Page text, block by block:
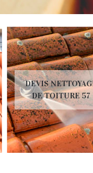
DEVIS NETTOYAGE
DE TOITURE 57